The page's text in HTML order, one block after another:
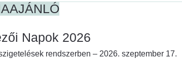
Napok 2026
rendszerben – 2026. szeptember 17.